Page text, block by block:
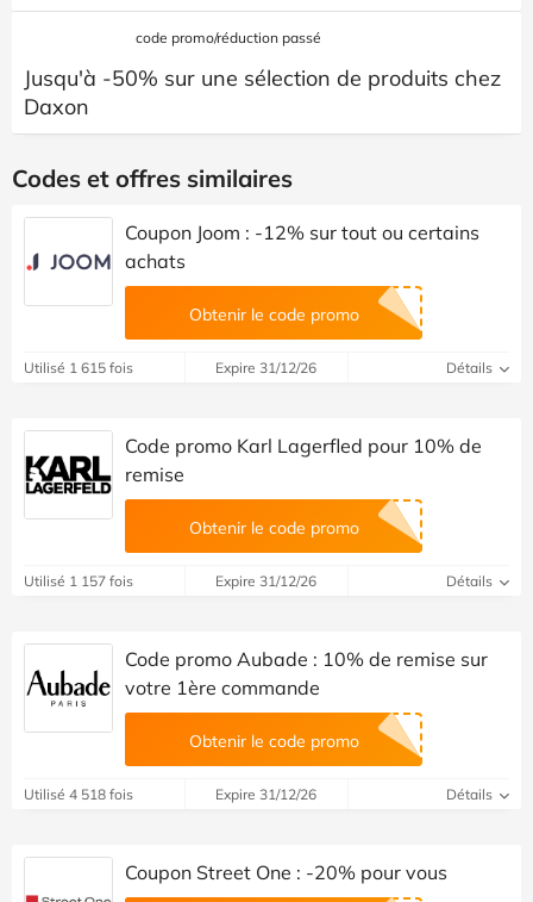
code promo/réduction passé
Jusqu'à -50% sur une sélection de produits chez
Daxon
Codes et offres similaires
Coupon Joom : -12% sur tout ou certains
achats
Obtenir le code promo
Utilisé 1 615 fois Expire 31/12/26 Détails
Code promo Karl Lagerfled pour 10% de
remise
Obtenir le code promo
Utilisé 1 157 fois Expire 31/12/26 Détails
Code promo Aubade : 10% de remise sur
votre 1ère commande
Obtenir le code promo
Utilisé 4 518 fois Expire 31/12/26 Détails
Coupon Street One : -20% pour vous